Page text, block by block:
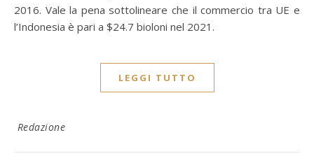
2016. Vale la pena sottolineare che il commercio tra UE e
l’Indonesia è pari a $24.7 bioloni nel 2021.
LEGGI TUTTO
Redazione